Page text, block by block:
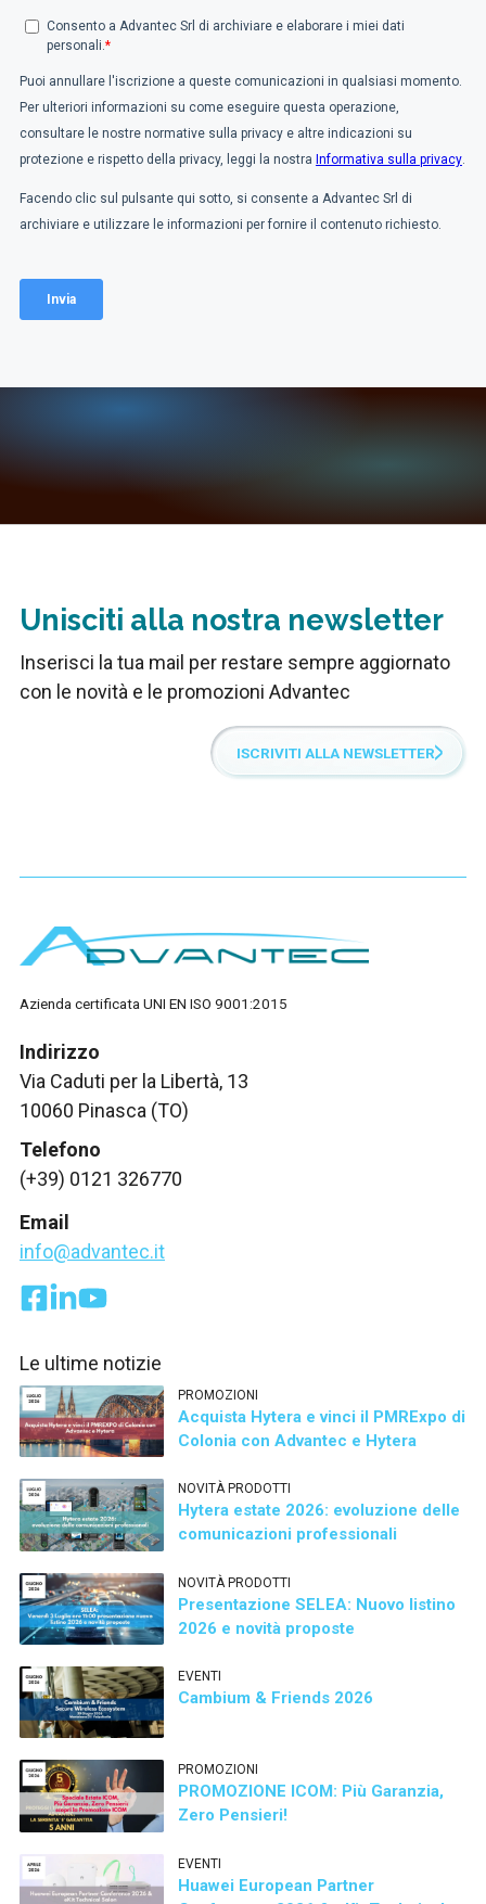
Unisciti alla nostra newsletter
Inserisci la tua mail per restare sempre aggiornato
con le novità e le promozioni Advantec
ISCRIVITI ALLA NEWSLETTER
Azienda certificata UNI EN ISO 9001:2015
Indirizzo
Via Caduti per la Libertà, 13
10060 Pinasca (TO)
Telefono
(+39) 0121 326770
Email
info@advantec.it
Le ultime notizie
PROMOZIONI
Acquista Hytera e vinci il PMRExpo di
Colonia con Advantec e Hytera
NOVITÀ PRODOTTI
Hytera estate 2026: evoluzione delle
comunicazioni professionali
NOVITÀ PRODOTTI
Presentazione SELEA: Nuovo listino
2026 e novità proposte
EVENTI
Cambium & Friends 2026
PROMOZIONI
PROMOZIONE ICOM: Più Garanzia,
Zero Pensieri!
EVENTI
Huawei European Partner